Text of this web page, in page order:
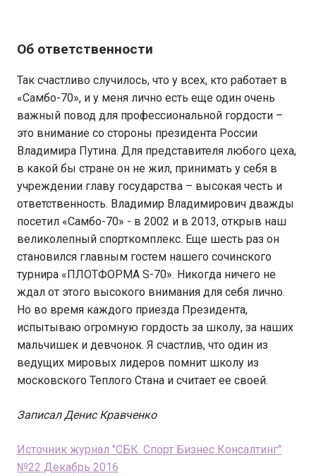
Об ответственности
Так счастливо случилось, что у всех, кто работает в
«Самбо-70», и у меня лично есть еще один очень
важный повод для профессиональной гордости –
это внимание со стороны президента России
Владимира Путина. Для представителя любого цеха,
в какой бы стране он не жил, принимать у себя в
учреждении главу государства – высокая честь и
ответственность. Владимир Владимирович дважды
посетил «Самбо-70» - в 2002 и в 2013, открыв наш
великолепный спорткомплекс. Еще шесть раз он
становился главным гостем нашего сочинского
турнира «ПЛОТФОРМА S-70». Никогда ничего не
ждал от этого высокого внимания для себя лично.
Но во время каждого приезда Президента,
испытываю огромную гордость за школу, за наших
мальчишек и девчонок. Я счастлив, что один из
ведущих мировых лидеров помнит школу из
московского Теплого Стана и считает ее своей.
Записал Денис Кравченко
Источник журнал "СБК. Спорт Бизнес Консалтинг"
№22 Декабрь 2016